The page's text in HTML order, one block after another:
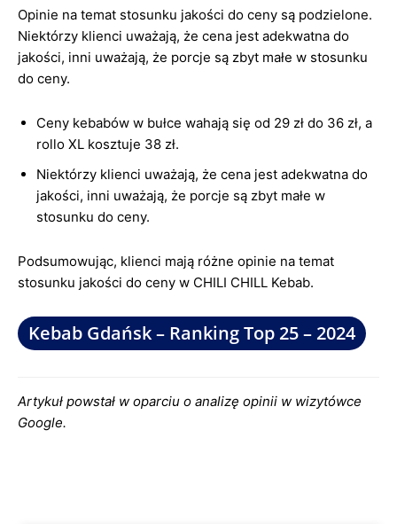
Opinie na temat stosunku jakości do ceny są podzielone.
Niektórzy klienci uważają, że cena jest adekwatna do
jakości, inni uważają, że porcje są zbyt małe w stosunku
do ceny.
Ceny kebabów w bułce wahają się od 29 zł do 36 zł, a
rollo XL kosztuje 38 zł.
Niektórzy klienci uważają, że cena jest adekwatna do
jakości, inni uważają, że porcje są zbyt małe w
stosunku do ceny.
Podsumowując, klienci mają różne opinie na temat
stosunku jakości do ceny w CHILI CHILL Kebab.
Kebab Gdańsk – Ranking Top 25 – 2024
Artykuł powstał w oparciu o analizę opinii w wizytówce
Google.